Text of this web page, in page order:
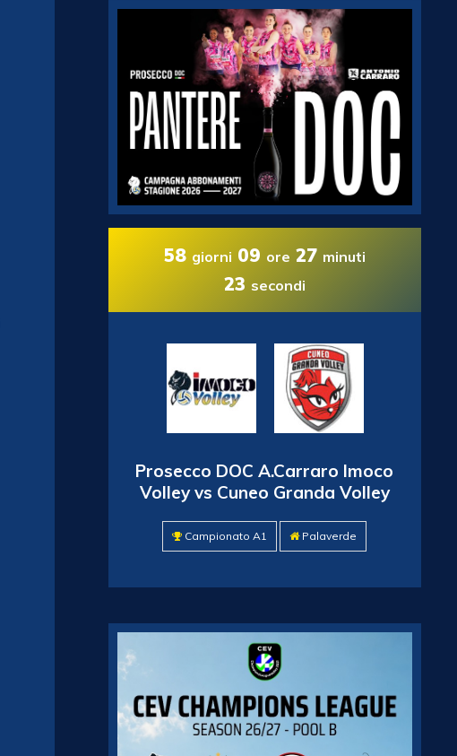
58 giorni 09 ore 27 minuti
22 secondi
Prosecco DOC A.Carraro Imoco
Volley vs Cuneo Granda Volley
Campionato A1 Palaverde